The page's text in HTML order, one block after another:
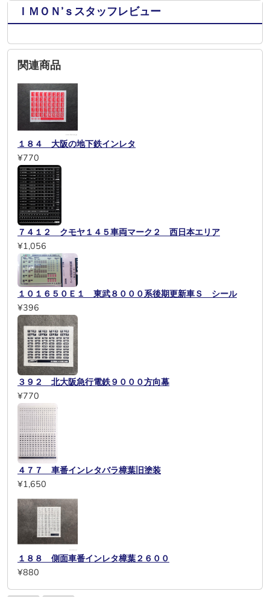
ＩＭＯＮ’ｓスタッフレビュー
関連商品
１８４ 大阪の地下鉄インレタ
¥770
７４１２ クモヤ１４５車両マーク２ 西日本エリア
¥1,056
１０１６５０Ｅ１ 東武８０００系後期更新車Ｓ シール
¥396
３９２ 北大阪急行電鉄９０００方向幕
¥770
４７７ 車番インレタバラ樟葉旧塗装
¥1,650
１８８ 側面車番インレタ樟葉２６００
¥880